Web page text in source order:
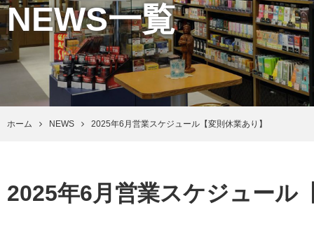
NEWS一覧
ホーム NEWS 2025年6月営業スケジュール【変則休業あり】
2025年6月営業スケジュール